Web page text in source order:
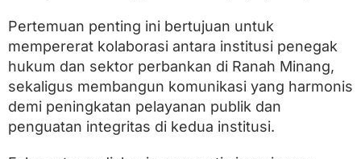
P
e
k
u
a
t
T
Pertemuan penting ini bertujuan untuk
mempererat kolaborasi antara institusi penegak
hukum dan sektor perbankan di Ranah Minang,
sekaligus membangun komunikasi yang harmonis
demi peningkatan pelayanan publik dan
penguatan integritas di kedua institusi.